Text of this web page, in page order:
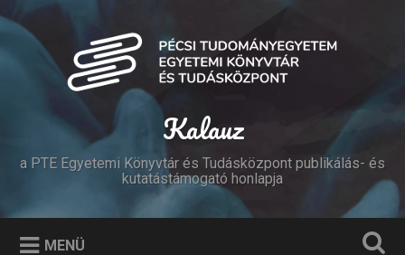
Tovább
tartalomhoz
Keresés
Kalauz
a PTE Egyetemi Könyvtár és Tudásközpont publikálás- és
kutatástámogató honlapja
MENÜ